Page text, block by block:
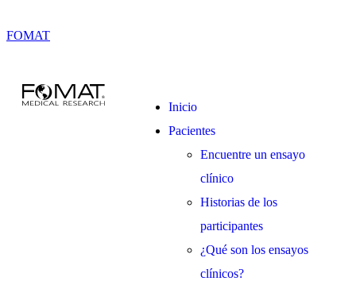
FOMAT
Inicio
Pacientes
Encuentre un ensayo
clínico
Historias de los
participantes
¿Qué son los ensayos
clínicos?